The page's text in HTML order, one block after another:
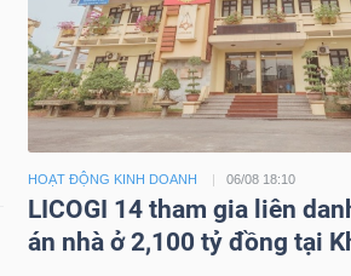
HOẠT ĐỘNG KINH DOANH 06/08 18:10
LICOGI 14 tham gia liên
án nhà ở 2,100 tỷ đồng tại